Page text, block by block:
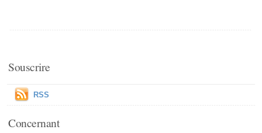
Souscrire
RSS
Concernant